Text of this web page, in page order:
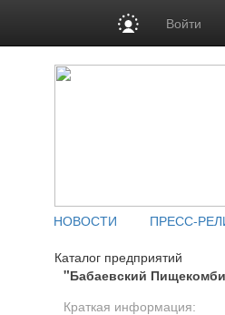
Войти
НОВОСТИ ПРЕСС-
Каталог предприятий
"Бабаевский
Краткая информация: